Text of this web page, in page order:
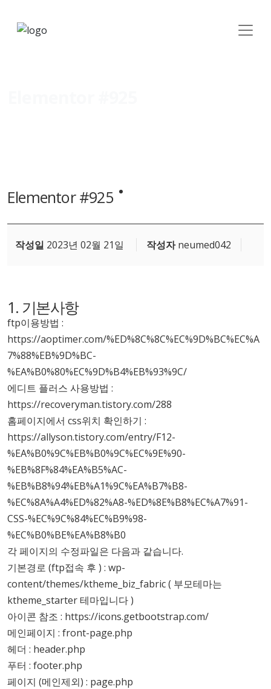
Elementor #925
작성일 2023년 02월 21일 작성자neumed042
1. 기본사항
ftp이용방법 :
https://aoptimer.com/%ED%8C%8C%EC%9D%BC%EC%A
7%88%EB%9D%BC-
%EA%B0%80%EC%9D%B4%EB%93%9C/
에디트 플러스 사용방법 :
https://recoveryman.tistory.com/288
홈페이지에서 css위치 확인하기 :
https://allyson.tistory.com/entry/F12-
%EA%B0%9C%EB%B0%9C%EC%9E%90-
%EB%8F%84%EA%B5%AC-
%EB%B8%94%EB%A1%9C%EA%B7%B8-
%EC%8A%A4%ED%82%A8-%ED%8E%B8%EC%A7%91-
CSS-%EC%9C%84%EC%B9%98-
%EC%B0%BE%EA%B8%B0
각 페이지의 수정파일은 다음과 같습니다.
기본경로 (ftp접속 후 ) : wp-
content/themes/ktheme_biz_fabric ( 부모테마는
ktheme_starter 테마입니다 )
아이콘 참조 : https://icons.getbootstrap.com/
메인페이지 : front-page.php
헤더 : header.php
푸터 : footer.php
페이지 (메인제외) : page.php